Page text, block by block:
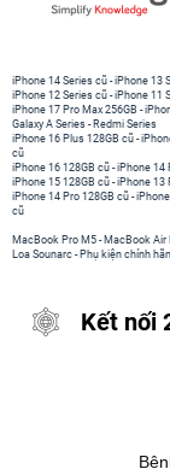
iPhone 14 Series cũ -iPhone 13
iPhone 12 Series cũ -iPhone 11
iPhone 17 Pro Max 256GB -
Galaxy A Series - Redmi Series
iPhone 16 Plus 128GB cũ -
cũ
iPhone 16 128GB cũ -iPhone 14
iPhone 15 128GB cũ -iPhone 13
iPhone 14 Pro 128GB cũ -
cũ
MacBook Pro M5 - MacBook Air
Loa Sounarc - Phụ kiện chính
Kết nối